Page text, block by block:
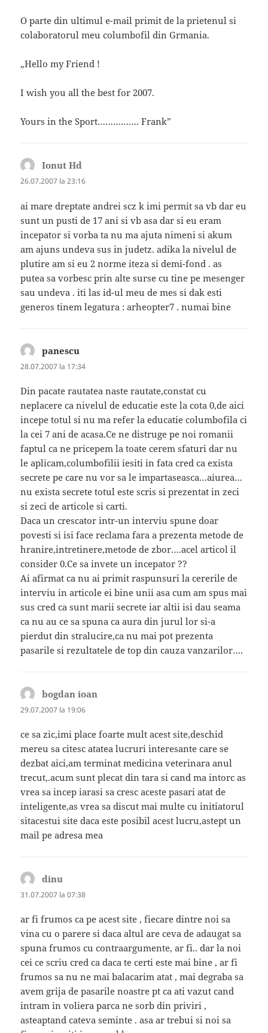
O parte din ultimul e-mail primit de la prietenul si
colaboratorul meu columbofil din Grmania.
„Hello my Friend !
I wish you all the best for 2007.
Yours in the Sport……………. Frank”
Ionut Hd
26.07.2007 la 23:16
ai mare dreptate andrei scz k imi permit sa vb dar eu
sunt un pusti de 17 ani si vb asa dar si eu eram
incepator si vorba ta nu ma ajuta nimeni si akum
am ajuns undeva sus in judetz. adika la nivelul de
plutire am si eu 2 norme iteza si demi-fond . as
putea sa vorbesc prin alte surse cu tine pe mesenger
sau undeva . iti las id-ul meu de mes si dak esti
generos tinem legatura : arheopter7 . numai bine
panescu
28.07.2007 la 17:34
Din pacate rautatea naste rautate,constat cu
neplacere ca nivelul de educatie este la cota 0,de aici
incepe totul si nu ma refer la educatie columbofila ci
la cei 7 ani de acasa.Ce ne distruge pe noi romanii
faptul ca ne pricepem la toate cerem sfaturi dar nu
le aplicam,columbofilii iesiti in fata cred ca exista
secrete pe care nu vor sa le impartaseasca…aiurea…
nu exista secrete totul este scris si prezentat in zeci
si zeci de articole si carti.
Daca un crescator intr-un interviu spune doar
povesti si isi face reclama fara a prezenta metode de
hranire,intretinere,metode de zbor….acel articol il
consider 0.Ce sa invete un incepator ??
Ai afirmat ca nu ai primit raspunsuri la cererile de
interviu in articole ei bine unii asa cum am spus mai
sus cred ca sunt marii secrete iar altii isi dau seama
ca nu au ce sa spuna ca aura din jurul lor si-a
pierdut din stralucire,ca nu mai pot prezenta
pasarile si rezultatele de top din cauza vanzarilor….
bogdan ioan
29.07.2007 la 19:06
ce sa zic,imi place foarte mult acest site,deschid
mereu sa citesc atatea lucruri interesante care se
dezbat aici,am terminat medicina veterinara anul
trecut,.acum sunt plecat din tara si cand ma intorc as
vrea sa incep iarasi sa cresc aceste pasari atat de
inteligente,as vrea sa discut mai multe cu initiatorul
sitacestui site daca este posibil acest lucru,astept un
mail pe adresa mea
dinu
31.07.2007 la 07:38
ar fi frumos ca pe acest site , fiecare dintre noi sa
vina cu o parere si daca altul are ceva de adaugat sa
spuna frumos cu contraargumente, ar fi.. dar la noi
cei ce scriu cred ca daca te certi este mai bine , ar fi
frumos sa nu ne mai balacarim atat , mai degraba sa
avem grija de pasarile noastre pt ca ati vazut cand
intram in voliera parca ne sorb din priviri ,
asteaptand cateva seminte . asa ar trebui si noi sa